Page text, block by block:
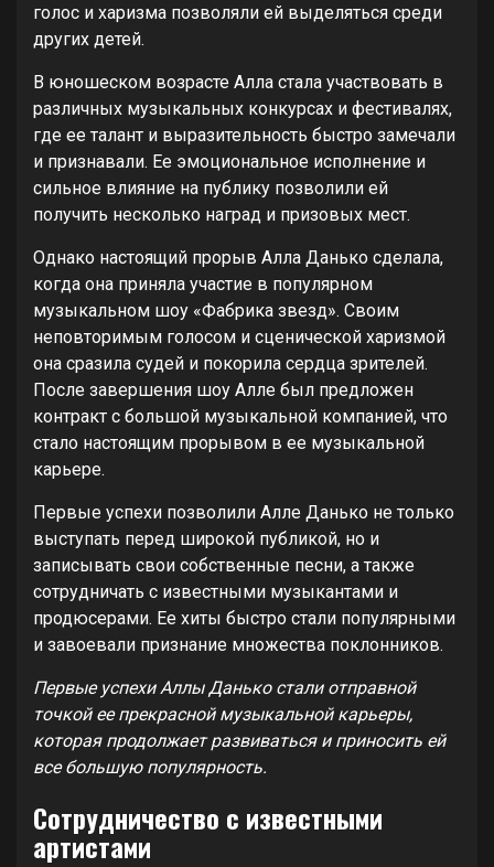
голос и харизма позволяли ей выделяться среди
других детей.
В юношеском возрасте Алла стала участвовать в
различных музыкальных конкурсах и фестивалях,
где ее талант и выразительность быстро замечали
и признавали. Ее эмоциональное исполнение и
сильное влияние на публику позволили ей
получить несколько наград и призовых мест.
Однако настоящий прорыв Алла Данько сделала,
когда она приняла участие в популярном
музыкальном шоу «Фабрика звезд». Своим
неповторимым голосом и сценической харизмой
она сразила судей и покорила сердца зрителей.
После завершения шоу Алле был предложен
контракт с большой музыкальной компанией, что
стало настоящим прорывом в ее музыкальной
карьере.
Первые успехи позволили Алле Данько не только
выступать перед широкой публикой, но и
записывать свои собственные песни, а также
сотрудничать с известными музыкантами и
продюсерами. Ее хиты быстро стали популярными
и завоевали признание множества поклонников.
Первые успехи Аллы Данько стали отправной
точкой ее прекрасной музыкальной карьеры,
которая продолжает развиваться и приносить ей
все большую популярность.
Сотрудничество с известными
артистами